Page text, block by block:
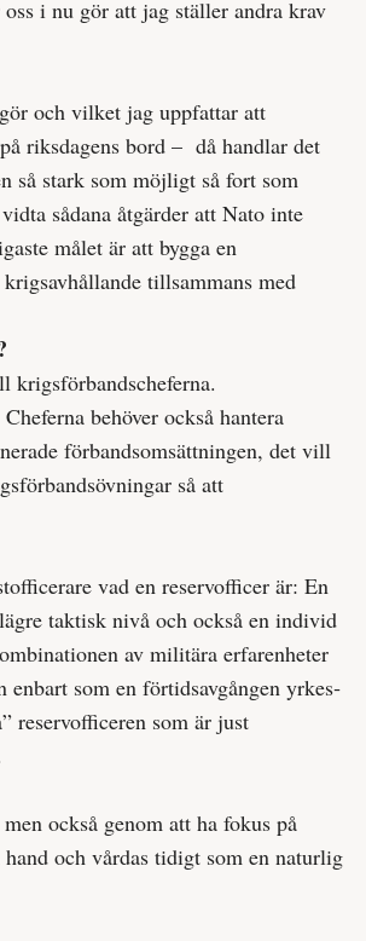
i nu gör att jag ställer andra krav
och vilket jag uppfattar att
riksdagens bord – då handlar det
så stark som möjligt så fort som
sådana åtgärder att Nato inte
målet är att bygga en
till­sammans med
krigsförbandscheferna.
behöver också hantera
förbandsomsättningen, det vill
så att
vad en reservofficer är: En
taktisk nivå och också en individ
av militära erfarenheter
enbart som en förtidsavgången yrkes­
reserv­officeren som är just
också genom att ha fokus på
och vårdas tidigt som en naturlig